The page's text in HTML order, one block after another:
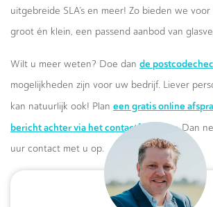
uitgebreide SLA’s en meer! Zo bieden we
groot én klein, een passend aanbod van
Wilt u meer weten? Doe dan de
mogelijkheden zijn voor uw bedrijf. Liever
kan natuurlijk ook! Plan een gratis online
bericht achter via het contactformulier.Dan
uur contact met u op.